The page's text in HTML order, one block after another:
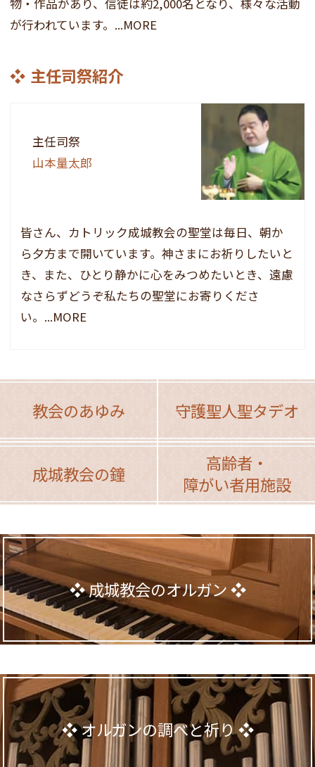
物・作品があり、信徒は約2,000名となり、様々な活動
が行われています。...MORE
主任司祭紹介
主任司祭
山本量太郎
皆さん、カトリック成城教会の聖堂は毎日、朝か
ら夕方まで開いています。神さまにお祈りしたいと
き、また、ひとり静かに心をみつめたいとき、遠慮
なさらずどうぞ私たちの聖堂にお寄りくださ
い。...MORE
教会のあゆみ 守護聖人聖タデオ
成城教会の鐘
高齢者・
障がい者用施設
成城教会のオルガン
オルガンの調べと祈り